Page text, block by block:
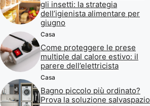
gli insetti: la strategia
dell’igienista alimentare per
giugno
Casa
Come proteggere le prese
multiple dal calore estivo: il
parere dell’elettricista
Casa
Bagno piccolo più ordinato?
Prova la soluzione salvaspazio